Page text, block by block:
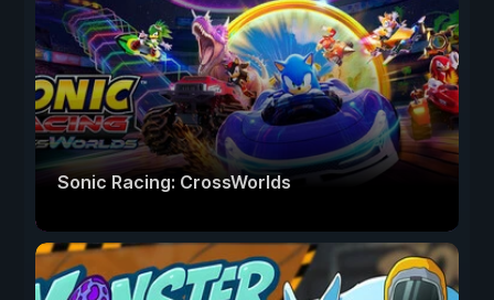
Sonic Racing: CrossWorlds